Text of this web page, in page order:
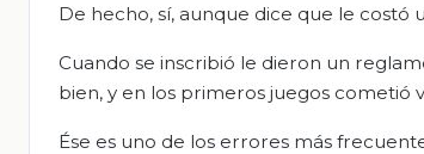
De hecho, sí, aunque dice que le costó
Cuando se inscribió le dieron un
bien, y en los primeros juegos cometió
Ése es uno de los errores más